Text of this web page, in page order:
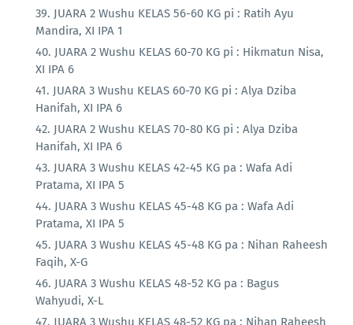
JUARA 2 Wushu KELAS 56-60 KG pi : Ratih Ayu
Mandira, XI IPA 1
JUARA 2 Wushu KELAS 60-70 KG pi : Hikmatun Nisa,
XI IPA 6
JUARA 3 Wushu KELAS 60-70 KG pi : Alya Dziba
Hanifah, XI IPA 6
JUARA 2 Wushu KELAS 70-80 KG pi : Alya Dziba
Hanifah, XI IPA 6
JUARA 3 Wushu KELAS 42-45 KG pa : Wafa Adi
Pratama, XI IPA 5
JUARA 3 Wushu KELAS 45-48 KG pa : Wafa Adi
Pratama, XI IPA 5
JUARA 3 Wushu KELAS 45-48 KG pa : Nihan Raheesh
Faqih, X-G
JUARA 3 Wushu KELAS 48-52 KG pa : Bagus
Wahyudi, X-L
JUARA 3 Wushu KELAS 48-52 KG pa : Nihan Raheesh